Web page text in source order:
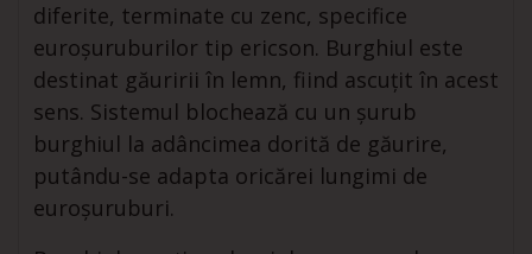
diferite, terminate cu zenc, specifice
euroșuruburilor tip ericson. Burghiul este
destinat găuririi în lemn, fiind ascuțit în acest
sens. Sistemul blochează cu un șurub
burghiul la adâncimea dorită de găurire,
putându-se adapta oricărei lungimi de
euroșuruburi.